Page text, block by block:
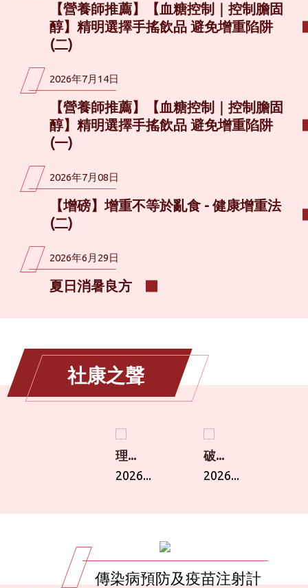
【營養師推薦】【血糖控制｜控制膽固
醇】精明選擇手搖飲品 避免增重陷阱
(二)
2026年7月14日
【營養師推薦】【血糖控制｜控制膽固
醇】精明選擇手搖飲品 避免增重陷阱
(一)
2026年7月08日
【增磅】增重不等於亂食 - 健康增重法
(二)
2026年6月29日
夏日消暑良方
社康之聲
理...
2026...
破...
2026...
傳染病預防及疫苗注射計